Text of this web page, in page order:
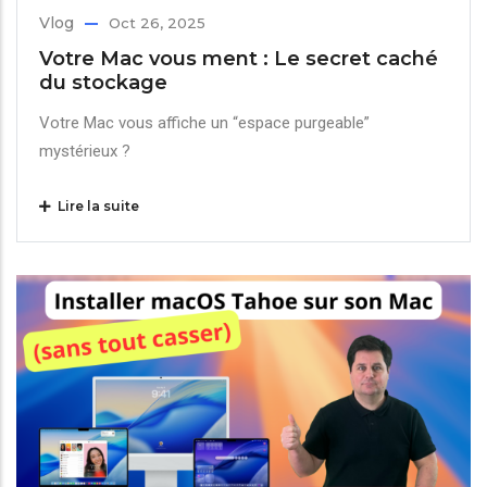
Vlog Oct 26, 2025
Votre Mac vous ment : Le secret caché
du stockage
Votre Mac vous affiche un “espace purgeable”
mystérieux ?
Lire la suite